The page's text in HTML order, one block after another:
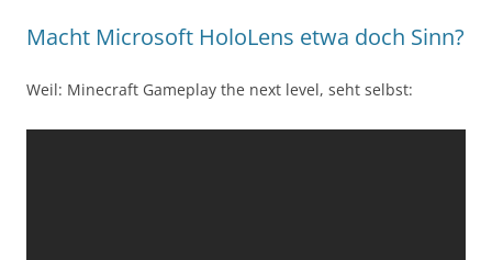
Macht Microsoft HoloLens etwa doch Sinn?
Weil: Minecraft Gameplay the next level, seht selbst: